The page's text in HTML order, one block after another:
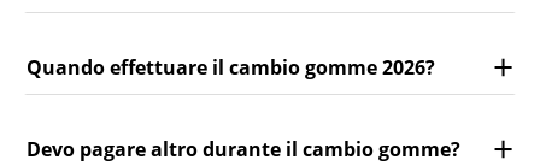
Quando effettuare il cambio gomme 2026?
Devo pagare altro durante il cambio gomme?